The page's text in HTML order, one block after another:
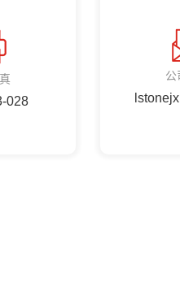
028
公